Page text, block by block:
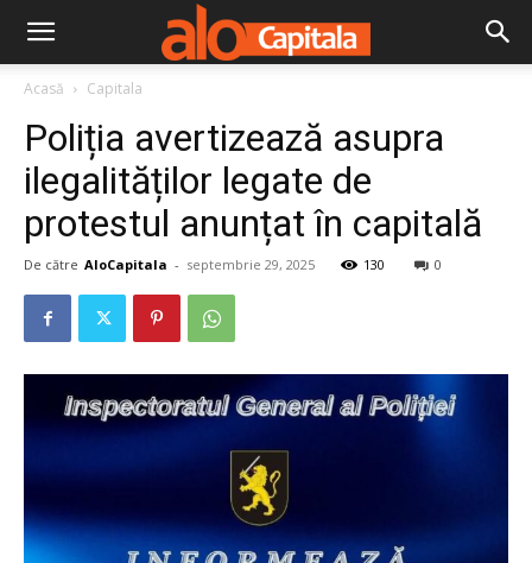
Acasă Capitala
Poliția avertizează asupra
ilegalităților legate de
protestul anunțat în capitală
De către AloCapitala - septembrie 29, 2025 130 0